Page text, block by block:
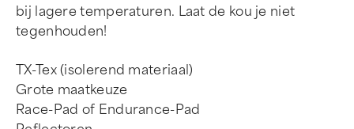
bij lagere temperaturen. Laat de kou je niet
tegenhouden!
TX-Tex (isolerend materiaal)
Grote maatkeuze
Race-Pad of Endurance-Pad